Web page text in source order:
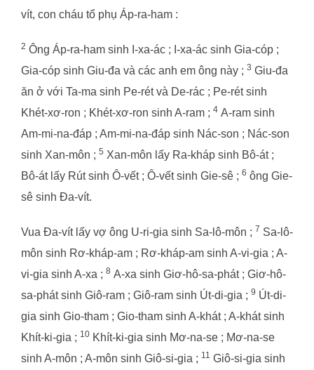
vít, con cháu tổ phụ Áp-ra-ham :
2 Ông Áp-ra-ham sinh I-xa-ác ; I-xa-ác sinh Gia-cóp ;
Gia-cóp sinh Giu-đa và các anh em ông này ; 3 Giu-đa
ăn ở với Ta-ma sinh Pe-rét và De-rác ; Pe-rét sinh
Khét-xơ-ron ; Khét-xơ-ron sinh A-ram ; 4 A-ram sinh
Am-mi-na-đáp ; Am-mi-na-đáp sinh Nác-son ; Nác-son
sinh Xan-môn ; 5 Xan-môn lấy Ra-kháp sinh Bô-át ;
Bô-át lấy Rút sinh Ô-vết ; Ô-vết sinh Gie-sê ; 6 ông Gie-
sê sinh Đa-vít.
Vua Đa-vít lấy vợ ông U-ri-gia sinh Sa-lô-môn ; 7 Sa-lô-
môn sinh Rơ-kháp-am ; Rơ-kháp-am sinh A-vi-gia ; A-
vi-gia sinh A-xa ; 8 A-xa sinh Giơ-hô-sa-phát ; Giơ-hô-
sa-phát sinh Giô-ram ; Giô-ram sinh Út-di-gia ; 9 Út-di-
gia sinh Gio-tham ; Gio-tham sinh A-khát ; A-khát sinh
Khít-ki-gia ; 10 Khít-ki-gia sinh Mơ-na-se ; Mơ-na-se
sinh A-môn ; A-môn sinh Giô-si-gia ; 11 Giô-si-gia sinh